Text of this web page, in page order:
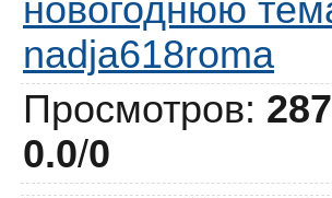
новогоднюю
nadja618roma
Просмотров:
0.0/0